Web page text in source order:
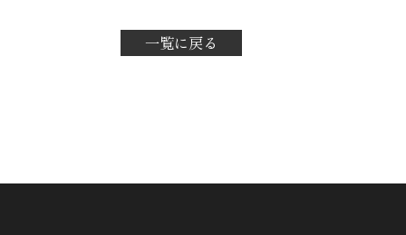
一覧に戻る